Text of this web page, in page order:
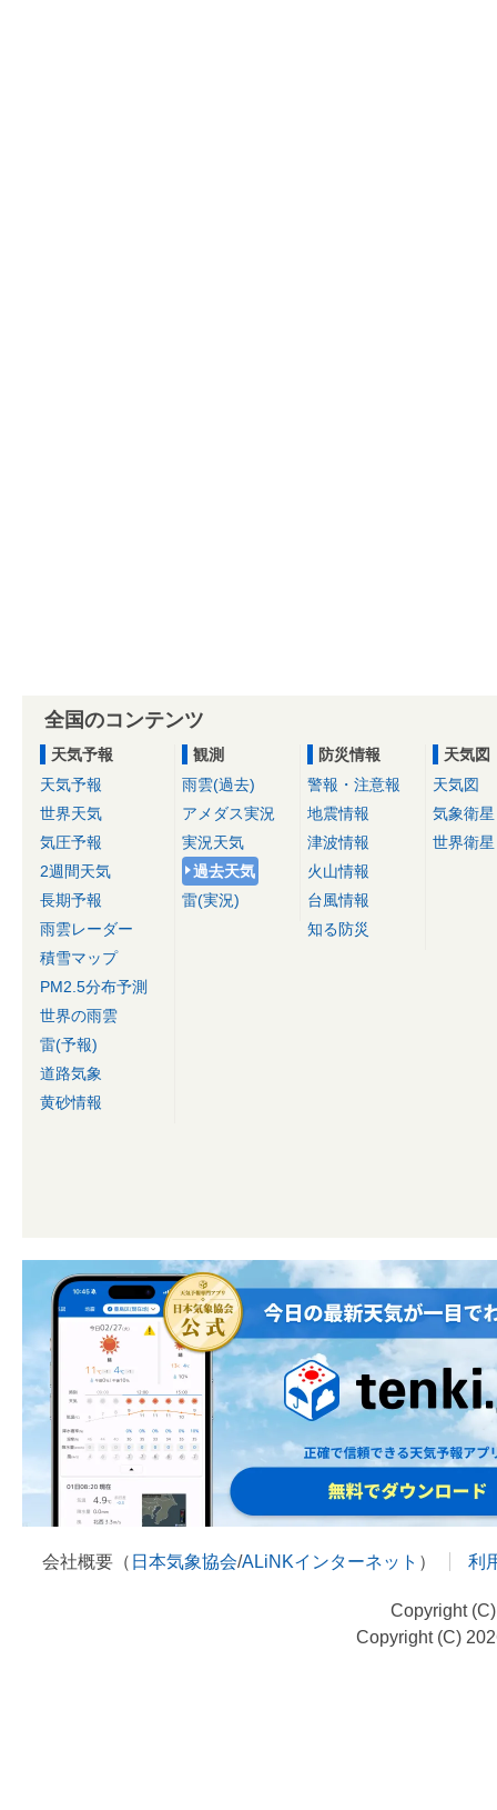
全国のコンテンツ
天気予報
天気予報
世界天気
気圧予報
2週間天気
長期予報
雨雲レーダー
積雪マップ
PM2.5分布予測
世界の雨雲
雷(予報)
道路気象
黄砂情報
観測
雨雲(過去)
アメダス実況
実況天気
過去天気
雷(実況)
防災情報
警報・注意報
地震情報
津波情報
火山情報
台風情報
知る防災
天気図
天気図
気象衛星
世界衛星
会社概要（ 日本気象協会/ALiNKインターネット ） 利
Copyright
Copyright (C)